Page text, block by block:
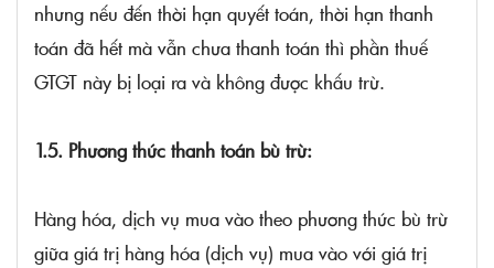
nhưng nếu đến thời hạn quyết toán, thời hạn thanh
toán đã hết mà vẫn chưa thanh toán thì phần thuế
GTGT này bị loại ra và không được khấu trừ.
1.5. Phương thức thanh toán bù trừ:
Hàng hóa, dịch vụ mua vào theo phương thức bù trừ
giữa giá trị hàng hóa (dịch vụ) mua vào với giá trị